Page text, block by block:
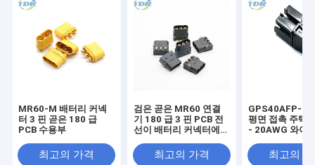
MR60-M 배터리 커넥
터 3 핀 곧은 180 급
PCB 수용부
최고의 가격
검은 곧은 MR60 연결
기 180 급 3 핀 PCB 전
선이 배터리 커넥터에
최고의 가격
GPS40AFP-
평면 접촉 주택
- 20AWG 와이
최고의